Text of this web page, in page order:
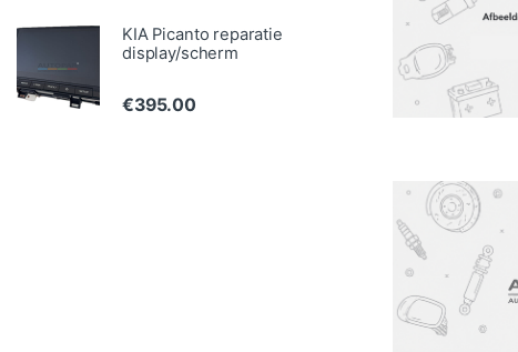
KIA Picanto reparatie
display/scherm
€395.00